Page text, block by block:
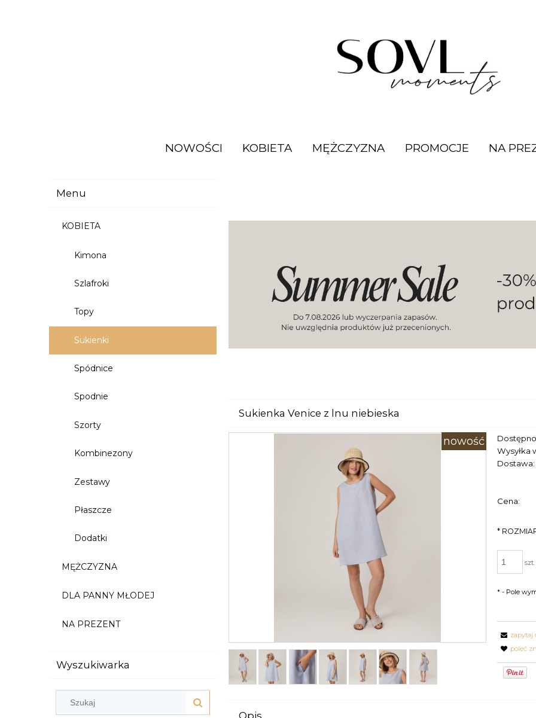
NOWOŚCI KOBIETA MĘŻCZYZNA PROMOCJE NA
Menu
KOBIETA
Kimona
Szlafroki
Topy
Sukienki
Spódnice
Spodnie
Szorty
Kombinezony
Zestawy
Płaszcze
Dodatki
MĘŻCZYZNA
DLA PANNY MŁODEJ
NA PREZENT
Wyszukiwarka
Sukienka Venice z lnu niebieska
nowość
Wysyłka
Dostawa:
Cena:
*
szt.
* - Pole
zapytaj
poleć
Opis